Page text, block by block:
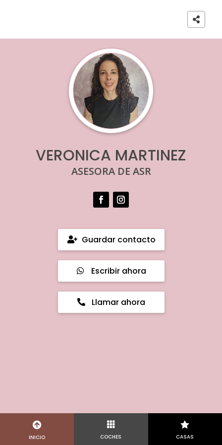

VERONICA MARTINEZ
ASESORA DE ASR
Guardar contacto
Escribir ahora
Llamar ahora

INICIO

COCHES

CASAS